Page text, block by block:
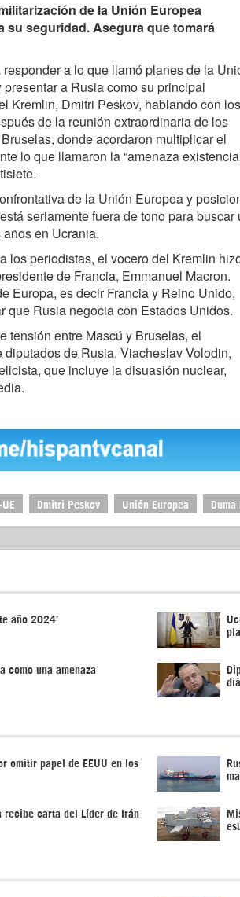
de la Unión Europea
su seguridad. Asegura que tomará
a lo que llamó planes de la
a Rusia como su principal
Kremlin, Dmitri Peskov, hablando con los
de la reunión extraordinaria de los
donde acordaron multiplicar el
lo que llamaron la “amenaza
de la Unión Europea y
seriamente fuera de tono para buscar
en Ucrania.
los periodistas, el vocero del Kremlin
de Francia, Emmanuel Macron.
Europa, es decir Francia y Reino Unido,
que Rusia negocia con Estados Unidos.
tensión entre Mascú y Bruselas, el
de Rusia, Viacheslav Volodin,
que incluye la disuasión nuclear,
UE Dmitri Peskov Unión Europea Duma
año 2024’
como una amenaza
omitir papel de EEUU en los
recibe carta del Líder de Irán